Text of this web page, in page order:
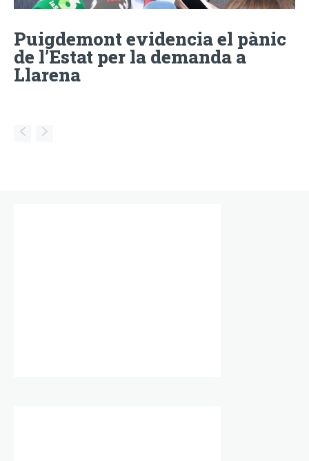
Puigdemont evidencia el pànic
de l’Estat per la demanda a
Llarena